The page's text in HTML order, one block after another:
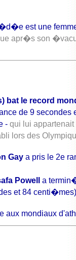
est une
apr�s son
bat le record
de 9
- qui lui appartenait
lors des
Gay a pris le 2e
Powell a
et 84
aux mondiaux